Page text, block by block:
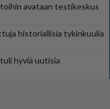
avataan testikeskus
historiallisia tykinkuulia
hyviä uutisia